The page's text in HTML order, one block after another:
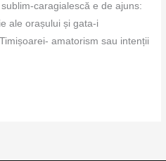
caragialescă e de ajuns:
ale orașului și gata-i
amatorism sau intenții